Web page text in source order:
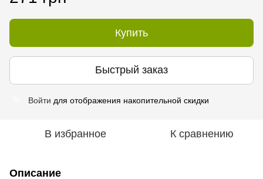
Купить
Быстрый заказ
Войти для отображения накопительной скидки
В избранное К сравнению
Описание